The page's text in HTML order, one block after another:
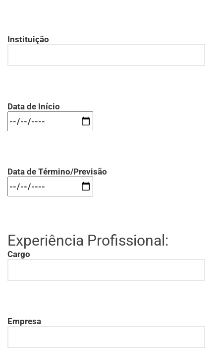
Instituição
Data de Início
Data de Término/Previsão
Experiência Profissional:
Cargo
Empresa